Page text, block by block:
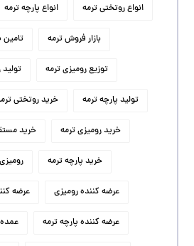
انواع روتختی ترمه انواع پارچه ترمه
بازار فروش ترمه تامین
توزیع رومیزی ترمه
تولید پارچه ترمه خرید روتختی
خرید رومیزی ترمه خرید
خرید پارچه ترمه
عرضه کننده رومیزی عرضه
عرضه کننده پارچه ترمه